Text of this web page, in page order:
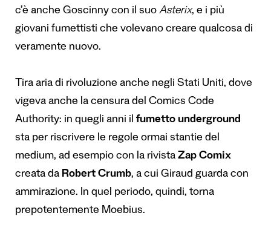
c’è anche Goscinny con il suo Asterix, e i più
giovani fumettisti che volevano creare qualcosa di
veramente nuovo.
Tira aria di rivoluzione anche negli Stati Uniti, dove
vigeva anche la censura del Comics Code
Authority: in quegli anni il fumetto underground
sta per riscrivere le regole ormai stantie del
medium, ad esempio con la rivista Zap Comix
creata da Robert Crumb, a cui Giraud guarda con
ammirazione. In quel periodo, quindi, torna
prepotentemente Moebius.